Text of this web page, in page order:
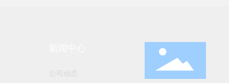
公司动态